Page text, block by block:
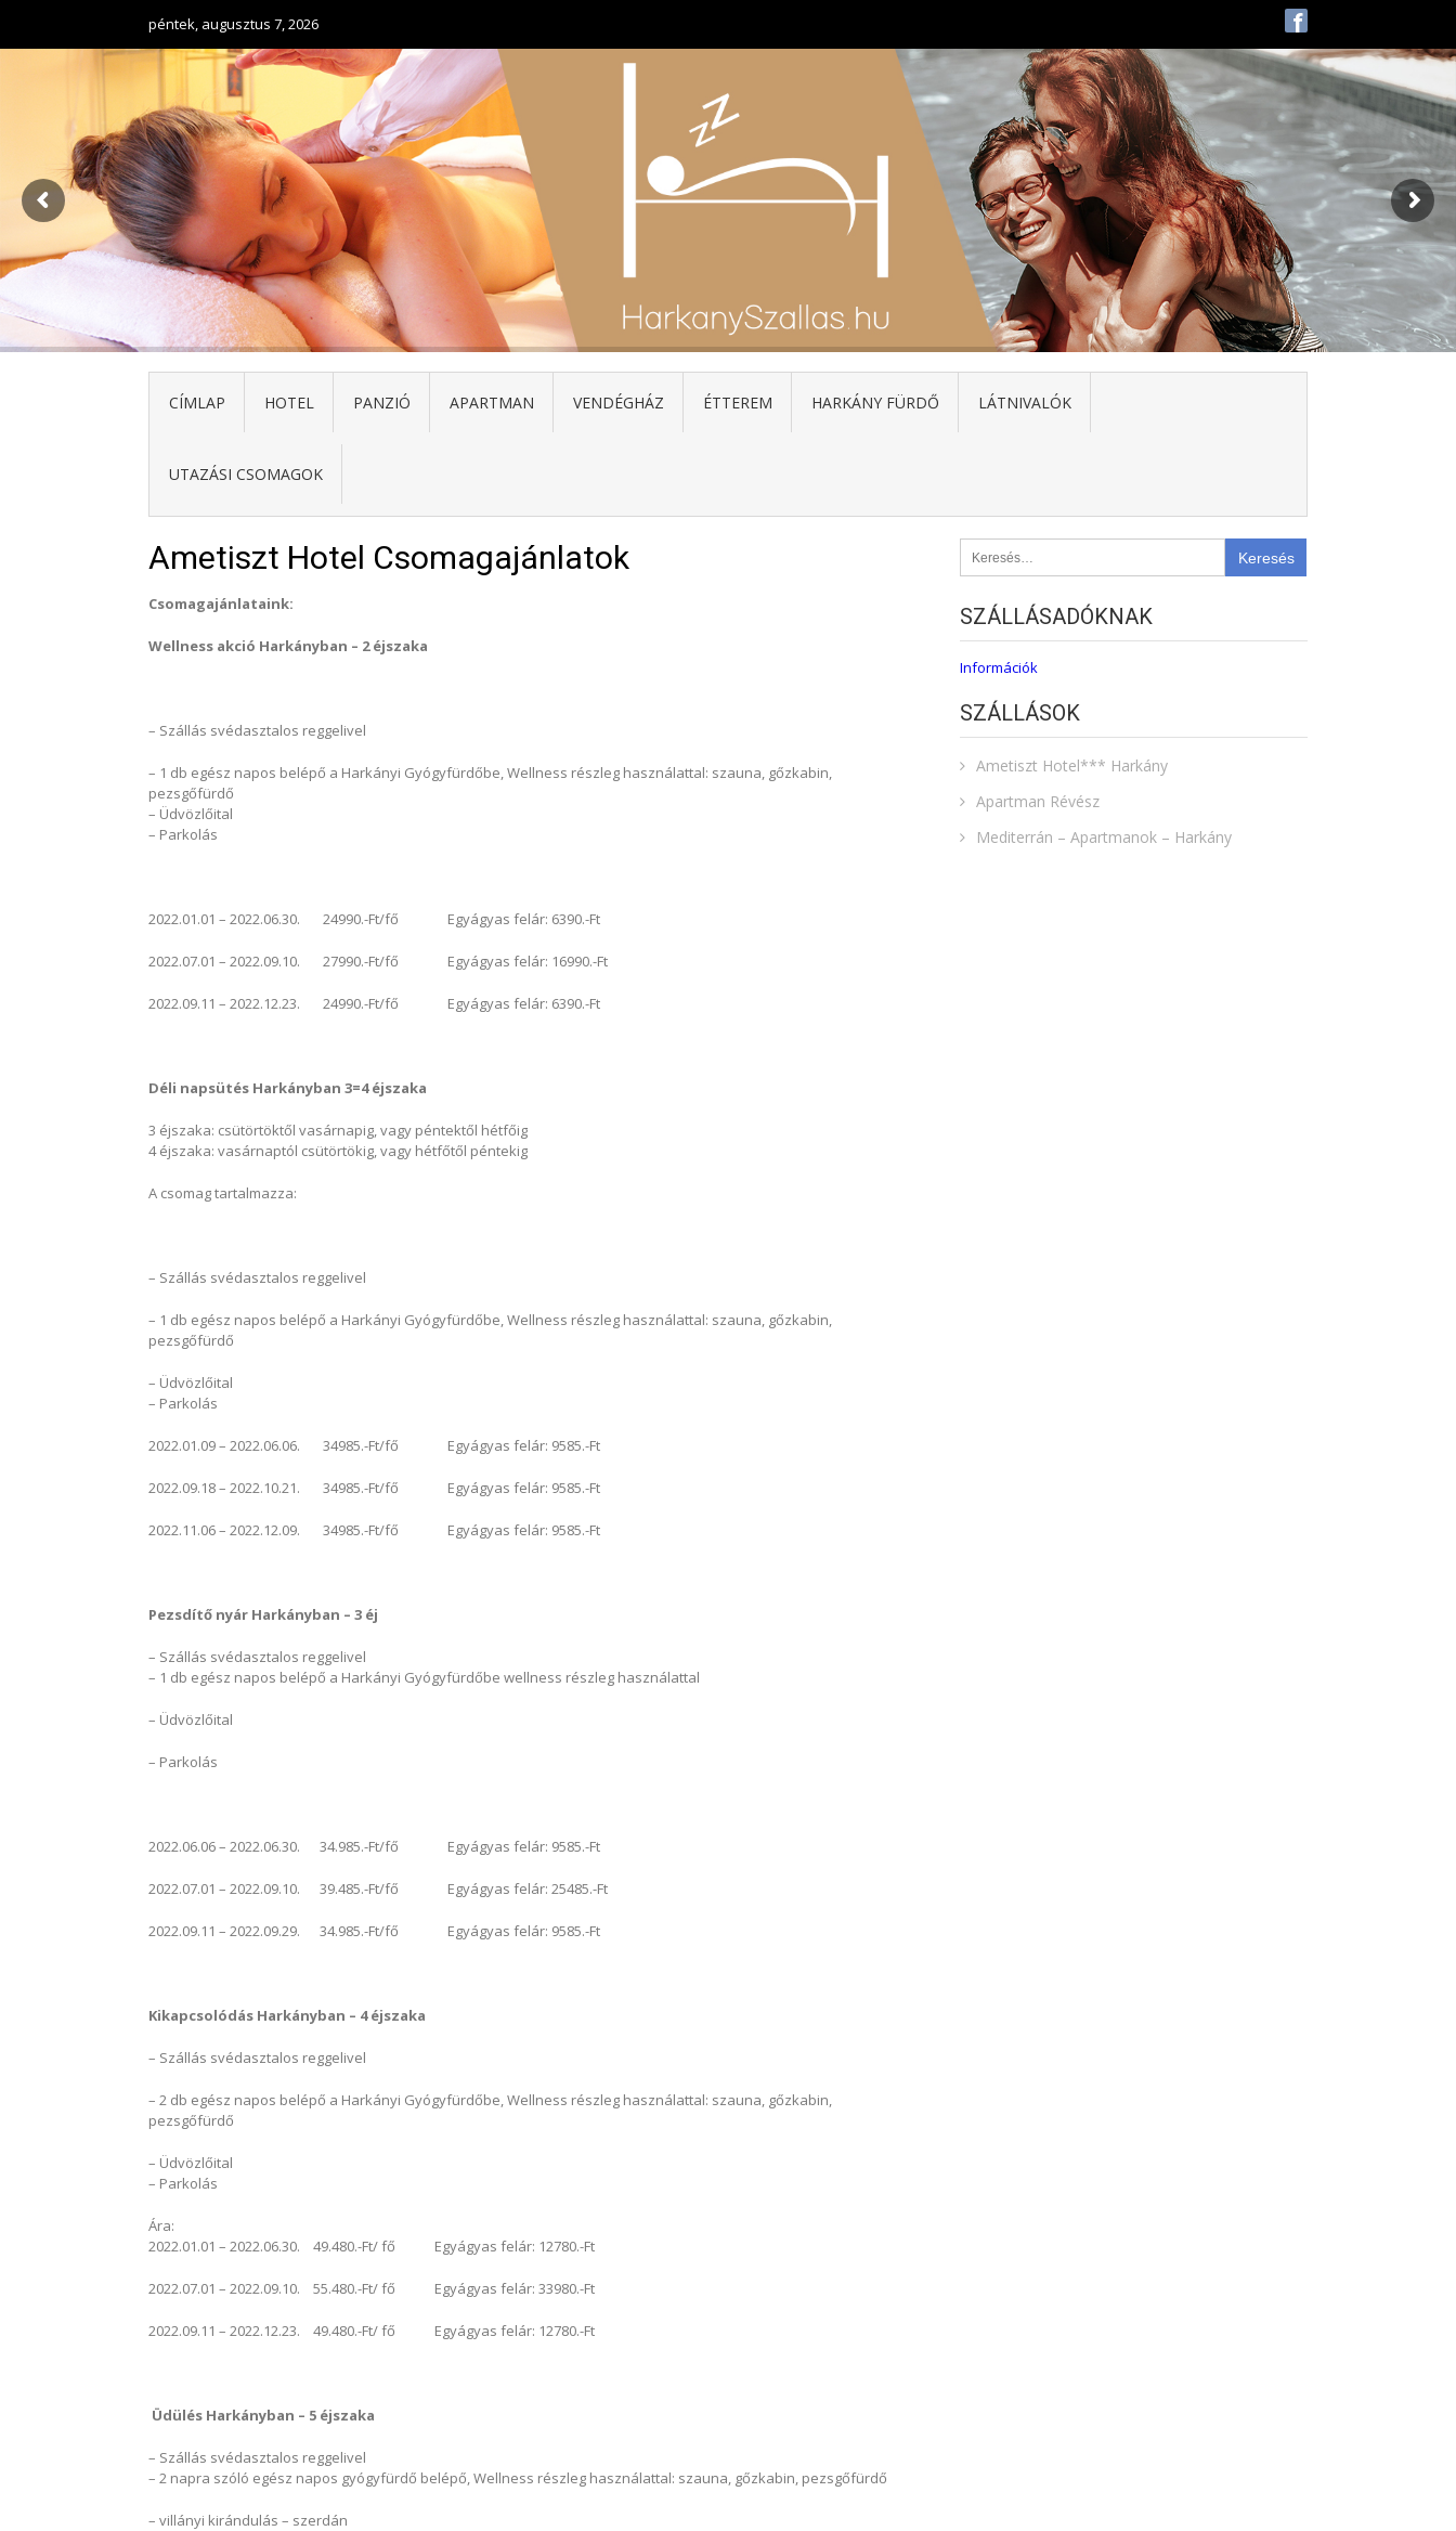
péntek, augusztus 7, 2026 f
CÍMLAP HOTEL PANZIÓ APARTMAN VENDÉGHÁZ ÉTTEREM HARKÁNY FÜRDŐ LÁTNIVALÓK
UTAZÁSI CSOMAGOK
Ametiszt Hotel Csomagajánlatok
Csomagajánlataink:
Wellness akció Harkányban – 2 éjszaka
– Szállás svédasztalos reggelivel
– 1 db egész napos belépő a Harkányi Gyógyfürdőbe, Wellness részleg használattal: szauna, gőzkabin,
pezsgőfürdő
– Üdvözlőital
– Parkolás
2022.01.01 – 2022.06.30. 24990.-Ft/fő Egyágyas felár: 6390.-Ft
2022.07.01 – 2022.09.10. 27990.-Ft/fő Egyágyas felár: 16990.-Ft
2022.09.11 – 2022.12.23. 24990.-Ft/fő Egyágyas felár: 6390.-Ft
Déli napsütés Harkányban 3=4 éjszaka
3 éjszaka: csütörtöktől vasárnapig, vagy péntektől hétfőig
4 éjszaka: vasárnaptól csütörtökig, vagy hétfőtől péntekig
A csomag tartalmazza:
– Szállás svédasztalos reggelivel
– 1 db egész napos belépő a Harkányi Gyógyfürdőbe, Wellness részleg használattal: szauna, gőzkabin,
pezsgőfürdő
– Üdvözlőital
– Parkolás
2022.01.09 – 2022.06.06. 34985.-Ft/fő Egyágyas felár: 9585.-Ft
2022.09.18 – 2022.10.21. 34985.-Ft/fő Egyágyas felár: 9585.-Ft
2022.11.06 – 2022.12.09. 34985.-Ft/fő Egyágyas felár: 9585.-Ft
Pezsdítő nyár Harkányban – 3 éj
– Szállás svédasztalos reggelivel
– 1 db egész napos belépő a Harkányi Gyógyfürdőbe wellness részleg használattal
– Üdvözlőital
– Parkolás
2022.06.06 – 2022.06.30. 34.985.-Ft/fő Egyágyas felár: 9585.-Ft
2022.07.01 – 2022.09.10. 39.485.-Ft/fő Egyágyas felár: 25485.-Ft
2022.09.11 – 2022.09.29. 34.985.-Ft/fő Egyágyas felár: 9585.-Ft
Kikapcsolódás Harkányban – 4 éjszaka
– Szállás svédasztalos reggelivel
– 2 db egész napos belépő a Harkányi Gyógyfürdőbe, Wellness részleg használattal: szauna, gőzkabin,
pezsgőfürdő
– Üdvözlőital
– Parkolás
Ára:
2022.01.01 – 2022.06.30. 49.480.-Ft/ fő Egyágyas felár: 12780.-Ft
2022.07.01 – 2022.09.10. 55.480.-Ft/ fő Egyágyas felár: 33980.-Ft
2022.09.11 – 2022.12.23. 49.480.-Ft/ fő Egyágyas felár: 12780.-Ft
Üdülés Harkányban – 5 éjszaka
– Szállás svédasztalos reggelivel
– 2 napra szóló egész napos gyógyfürdő belépő, Wellness részleg használattal: szauna, gőzkabin, pezsgőfürdő
– villányi kirándulás – szerdán
Keresés:
SZÁLLÁSADÓKNAK
Információk
SZÁLLÁSOK
Ametiszt Hotel*** Harkány
Apartman Révész
Mediterrán – Apartmanok – Harkány